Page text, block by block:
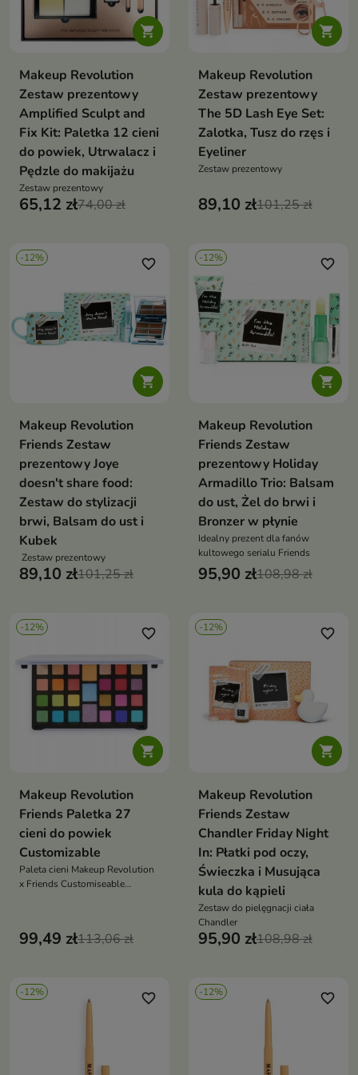

Makeup Revolution
Zestaw prezentowy
Amplified Sculpt and
Fix Kit: Paletka 12 cieni
do powiek, Utrwalacz i
Pędzle do makijażu
Zestaw prezentowy
65,12 zł74,00 zł

Makeup Revolution
Zestaw prezentowy
The 5D Lash Eye Set:
Zalotka, Tusz do rzęs i
Eyeliner
Zestaw prezentowy
89,10 zł101,25 zł
-12%

favorite_border
Makeup Revolution
Friends Zestaw
prezentowy Joye
doesn't share food:
Zestaw do stylizacji
brwi, Balsam do ust i
Kubek
Zestaw prezentowy
89,10 zł101,25 zł
-12%

favorite_border
Makeup Revolution
Friends Zestaw
prezentowy Holiday
Armadillo Trio: Balsam
do ust, Żel do brwi i
Bronzer w płynie
Idealny prezent dla fanów
kultowego serialu Friends
95,90 zł108,98 zł
-12%

favorite_border
Makeup Revolution
Friends Paletka 27
cieni do powiek
Customizable
Paleta cieni Makeup Revolution
x Friends Customiseable
99,49 zł113,06 zł
-12%

favorite_border
Makeup Revolution
Friends Zestaw
Chandler Friday Night
In: Płatki pod oczy,
Świeczka i Musująca
kula do kąpieli
Zestaw do pielęgnacji ciała
Chandler
95,90 zł108,98 zł
-12% favorite_border -12% favorite_border